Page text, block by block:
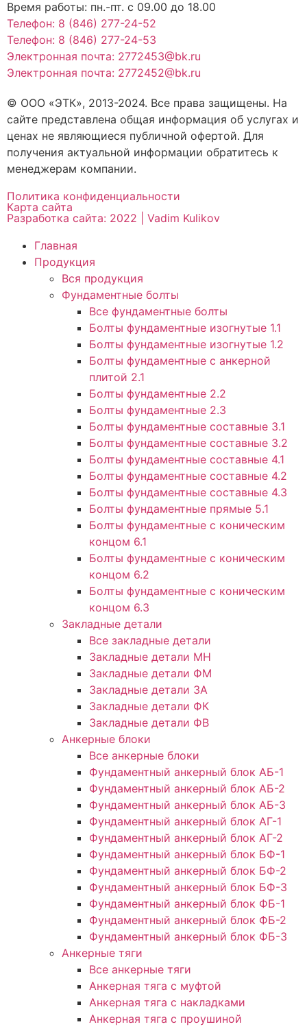
Время работы: пн.-пт. с 09.00 до 18.00
Телефон: 8 (846) 277-24-52
Телефон: 8 (846) 277-24-53
Электронная почта: 2772453@bk.ru
Электронная почта: 2772452@bk.ru
© ООО «ЭТК», 2013-2024. Все права защищены. На
сайте представлена общая информация об услугах и
ценах не являющиеся публичной офертой. Для
получения актуальной информации обратитесь к
менеджерам компании.
Политика конфиденциальности
Карта сайта
Разработка сайта: 2022 | Vadim Kulikov
Главная
Продукция
Вся продукция
Фундаментные болты
Все фундаментные болты
Болты фундаментные изогнутые 1.1
Болты фундаментные изогнутые 1.2
Болты фундаментные с анкерной
плитой 2.1
Болты фундаментные 2.2
Болты фундаментные 2.3
Болты фундаментные составные 3.1
Болты фундаментные составные 3.2
Болты фундаментные составные 4.1
Болты фундаментные составные 4.2
Болты фундаментные составные 4.3
Болты фундаментные прямые 5.1
Болты фундаментные с коническим
концом 6.1
Болты фундаментные с коническим
концом 6.2
Болты фундаментные с коническим
концом 6.3
Закладные детали
Все закладные детали
Закладные детали МН
Закладные детали ФМ
Закладные детали ЗА
Закладные детали ФК
Закладные детали ФВ
Анкерные блоки
Все анкерные блоки
Фундаментный анкерный блок АБ-1
Фундаментный анкерный блок АБ-2
Фундаментный анкерный блок АБ-3
Фундаментный анкерный блок АГ-1
Фундаментный анкерный блок АГ-2
Фундаментный анкерный блок БФ-1
Фундаментный анкерный блок БФ-2
Фундаментный анкерный блок БФ-3
Фундаментный анкерный блок ФБ-1
Фундаментный анкерный блок ФБ-2
Фундаментный анкерный блок ФБ-3
Анкерные тяги
Все анкерные тяги
Анкерная тяга с муфтой
Анкерная тяга с накладками
Анкерная тяга с проушиной